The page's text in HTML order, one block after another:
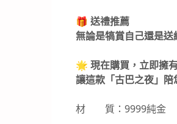
🎁 送禮推薦
無論是犒賞自己還是
🌟 現在購買，立即擁
讓這款「古巴之夜」陪
材 質：9999純金